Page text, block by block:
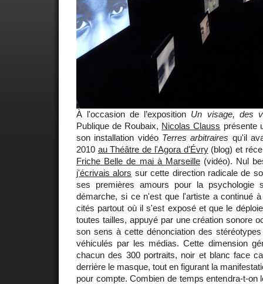
À l'occasion de l’exposition Un visage, des
Publique de Roubaix, Nicolas Clauss présente
son installation vidéo Terres arbitraires qu'il
2010 au Théâtre de l'Agora d'Évry(blog) et
Friche Belle de mai à Marseille(vidéo). Nul
j'écrivais alors sur cette direction radicale de
ses premières amours pour la psychologie
démarche, si ce n'est que l'artiste a continué
cités partout où il s'est exposé et que le
toutes tailles, appuyé par une création sonore
son sens à cette dénonciation des
véhiculés par les médias. Cette dimension
chacun des 300 portraits, noir et blanc face
derrière le masque, tout en figurant la
pour compte. Combien de temps entendra-t-on